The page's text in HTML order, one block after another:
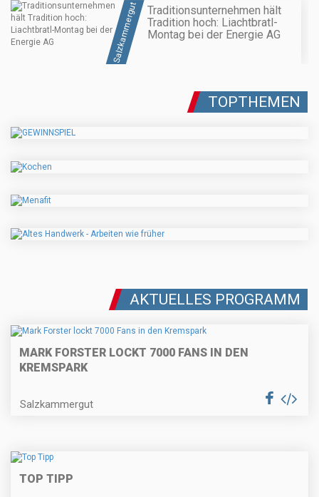
Salzkammergut
Traditionsunternehmen hält
Tradition hoch: Liachtbratl-
Montag bei der Energie AG
TOPTHEMEN
AKTUELLES PROGRAMM
MARK FORSTER LOCKT 7000 FANS IN DEN
KREMSPARK
Salzkammergut
TOP TIPP